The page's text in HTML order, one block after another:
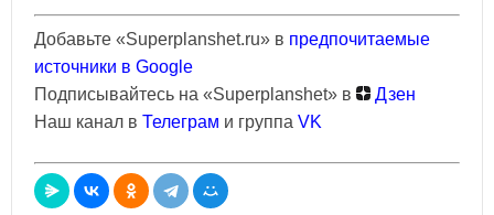
Добавьте «Superplanshet.ru» в предпочитаемые
источники в Google
Подписывайтесь на «Superplanshet» в
Дзен
Наш канал в Телеграм и группа VK